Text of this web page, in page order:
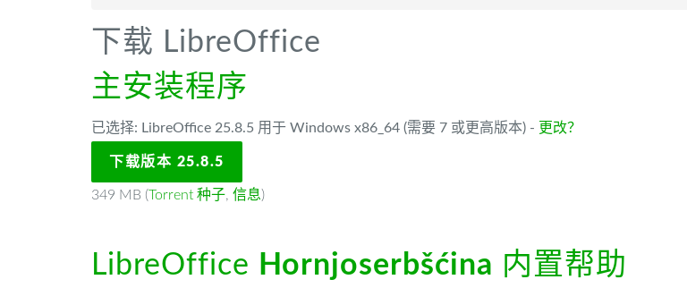
下载 LibreOffice
主安装程序
已选择: LibreOffice 25.8.5 用于 Windows x86_64 (需要 7 或更高版本) - 更改？
下载版本 25.8.5
349 MB (Torrent 种子, 信息)
LibreOffice Hornjoserbšćina 内置帮助